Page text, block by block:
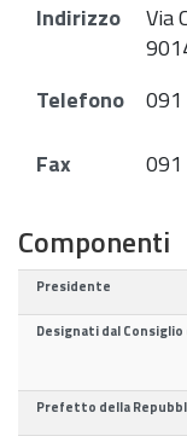
Indirizzo
Via
Telefono
Fax
Componenti
Presidente
Designati dal
Prefetto della